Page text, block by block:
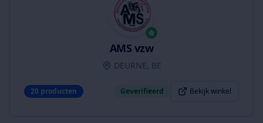
AMS vzw
DEURNE, BE
20 producten Geverifieerd Bekijk winkel